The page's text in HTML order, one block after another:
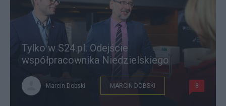
Tylko w S24.pl. Odejście
współpracownika Niedzielskiego
Marcin Dobski MARCIN DOBSKI 8